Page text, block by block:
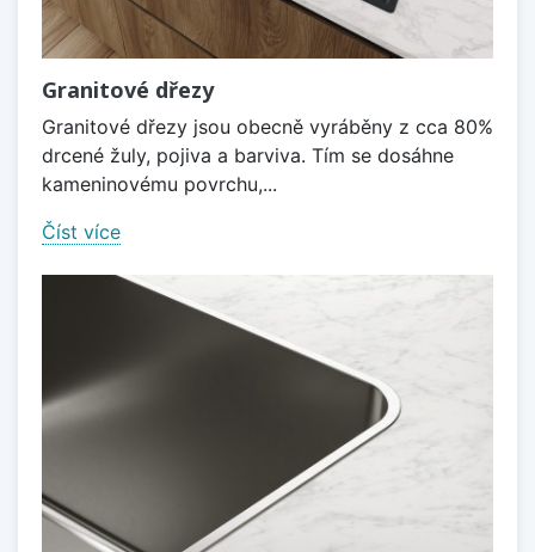
Granitové dřezy
Granitové dřezy jsou obecně vyráběny z cca 80%
drcené žuly, pojiva a barviva. Tím se dosáhne
kameninovému povrchu,...
Číst více